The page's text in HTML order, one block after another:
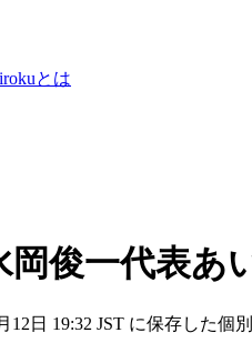
とは
岡俊一代表
12日 19:32 JST に保存した個